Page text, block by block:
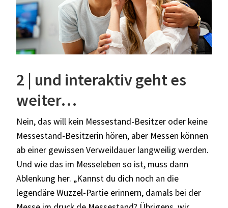
2 | und interaktiv geht es
weiter…
Nein, das will kein Messestand-Besitzer oder keine
Messestand-Besitzerin hören, aber Messen können
ab einer gewissen Verweildauer langweilig werden.
Und wie das im Messeleben so ist, muss dann
Ablenkung her. „Kannst du dich noch an die
legendäre Wuzzel-Partie erinnern, damals bei der